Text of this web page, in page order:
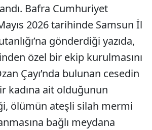
Bafra Cumhuriyet
2026 tarihinde Samsun İl
gönderdiği yazıda,
özel bir ekip kurulmasını
Çayı’nda bulunan cesedin
kadına ait olduğunun
ölümün ateşli silah mermi
bağlı meydana